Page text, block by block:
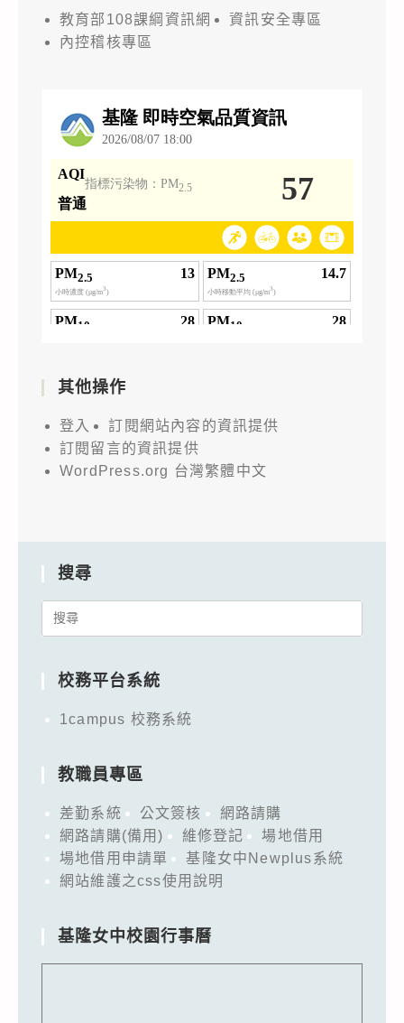
教育部108課綱資訊網
資訊安全專區
內控稽核專區
其他操作
登入
訂閱網站內容的資訊提供
訂閱留言的資訊提供
WordPress.org 台灣繁體中文
搜尋
Search
校務平台系統
1campus 校務系統
教職員專區
差勤系統 公文簽核
網路請購
網路請購(備用)
維修登記
場地借用
場地借用申請單
基隆女中Newplus系統
網站維護之css使用說明
基隆女中校園行事曆